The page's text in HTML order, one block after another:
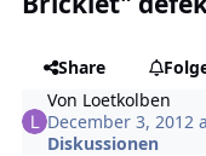
Share
Von Loetkolben
December 3, 2012
Diskussionen